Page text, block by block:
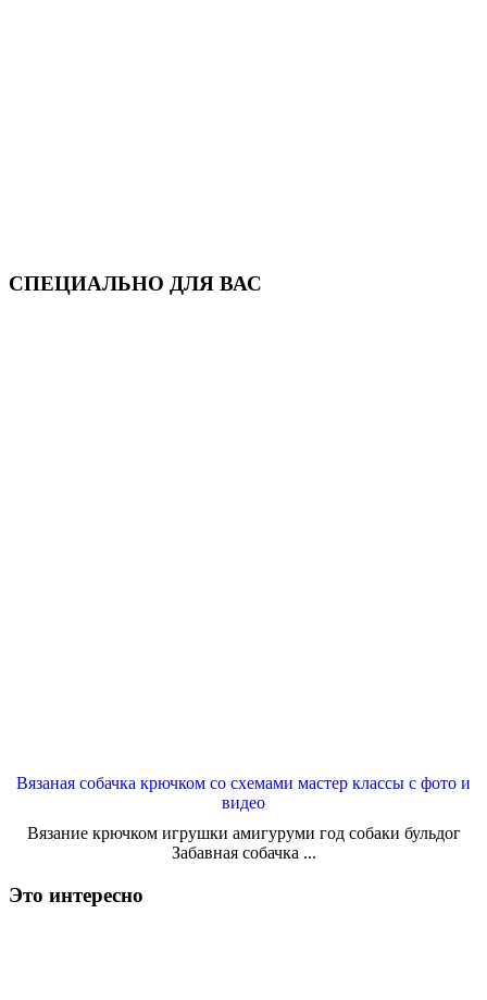
СПЕЦИАЛЬНО ДЛЯ ВАС
Вязаная собачка крючком со схемами мастер классы с фото и
видео
Вязание крючком игрушки амигуруми год собаки бульдог
Забавная собачка ...
Это интересно